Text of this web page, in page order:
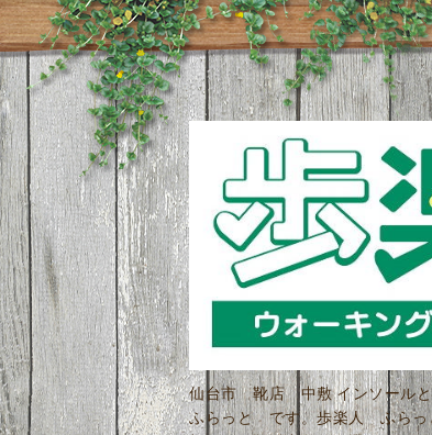
仙台市 靴店 中敷 インソール
ふらっと です。歩楽人 ふらっ